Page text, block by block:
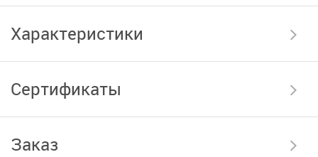
Характеристики
Сертификаты
Заказ